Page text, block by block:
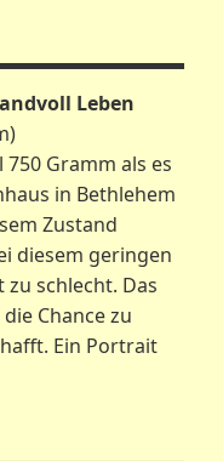
Leben
Gramm als es
in Bethlehem
Zustand
diesem geringen
schlecht. Das
Chance zu
Ein Portrait